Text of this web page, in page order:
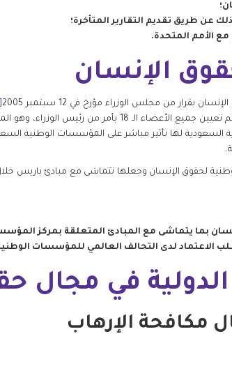
عن طريق تقديم التقارير المتأخرة؛
مع الأمم المتحدة.
من مجلس الوزراء مؤرخ في 12 سبتمبر 2005 [10]
لحقوق الإنسان ارتباطاً مباشراً برئيس الوزراء (المادة 1) ويتم
السعودية لها تأثير مباشر على المؤسسات الوطنية
لحقوق الإنسان وجعلها تتماشى مع مبادئ باريس
بما يتماشى مع المبادئ المتعلقة بمركز
الاعتماد لدى التحالف العالمي للمؤسسات